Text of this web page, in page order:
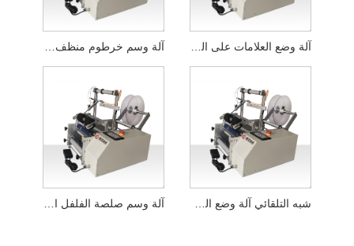
آلة وسم خرطوم منظف الوجه المسطح شبه الأوتوماتيكي آلة وضع العلامات على الزجاجات المسطحة السائلة شبه الأوتوماتيكية
شبه التلقائي آلة وضع العلامات على زجاجة مسحوق مجفف بالتجميد